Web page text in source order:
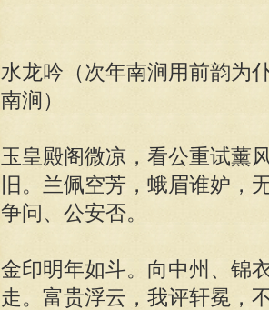
水龙吟（次年南涧用前韵为
南涧）
玉皇殿阁微凉，看公重试薰
旧。兰佩空芳，蛾眉谁妒，
争问、公安否。
金印明年如斗。向中州、锦
走。富贵浮云，我评轩冕，